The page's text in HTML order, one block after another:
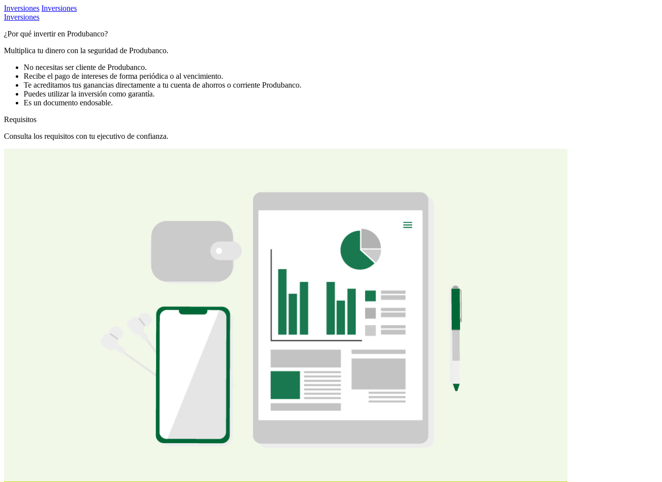
Inversiones Inversiones
Inversiones
¿Por qué invertir en Produbanco?
Multiplica tu dinero con la seguridad de Produbanco.
No necesitas ser cliente de Produbanco.
Recibe el pago de intereses de forma periódica o al vencimiento.
Te acreditamos tus ganancias directamente a tu cuenta de ahorros o corriente Produbanco.
Puedes utilizar la inversión como garantía.
Es un documento endosable.
Requisitos
Consulta los requisitos con tu ejecutivo de confianza.